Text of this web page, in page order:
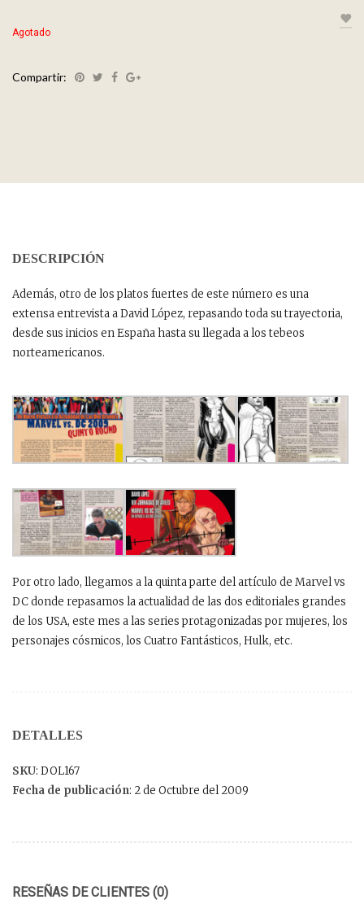
Agotado
Compartir:
DESCRIPCIÓN
Además, otro de los platos fuertes de este número es una
extensa entrevista a David López, repasando toda su trayectoria,
desde sus inicios en España hasta su llegada a los tebeos
norteamericanos.
Por otro lado, llegamos a la quinta parte del artículo de Marvel vs
DC donde repasamos la actualidad de las dos editoriales grandes
de los USA, este mes a las series protagonizadas por mujeres, los
personajes cósmicos, los Cuatro Fantásticos, Hulk, etc.
DETALLES
SKU: DOL167
Fecha de publicación: 2 de Octubre del 2009
RESEÑAS DE CLIENTES (0)